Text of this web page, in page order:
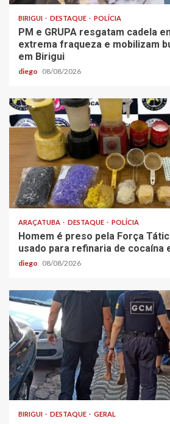
BIRIGUI DESTAQUE POLÍCIA
PM e GRUPA resgatam cadela
extrema fraqueza e mobilizam
em Birigui
diego 08/08/2026
ARAÇATUBA DESTAQUE POLÍCIA
Homem é preso pela Força
usado para refinaria de cocaína
diego 08/08/2026
BIRIGUI DESTAQUE GERAL